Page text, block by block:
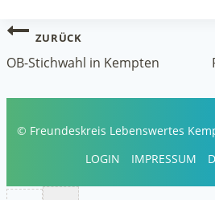
ZURÜCK
OB-Stichwahl in Kempten
© Freundeskreis Lebenswertes
LOGIN
IMPRESSUM